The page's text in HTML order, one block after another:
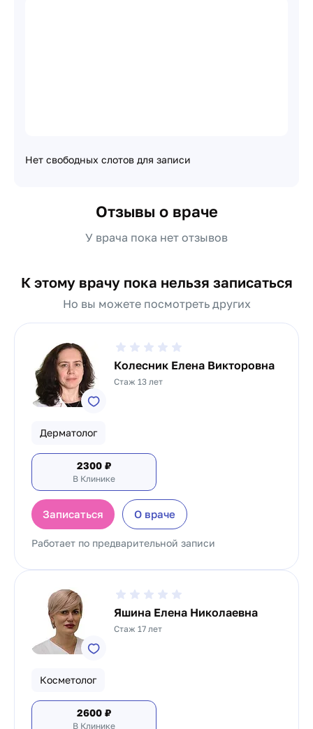
Нет свободных слотов для записи
Отзывы о враче
У врача пока нет отзывов
К этому врачу пока нельзя записаться
Но вы можете посмотреть других
Колесник Елена Викторовна
Стаж 13 лет
Дерматолог
2300 ₽
В Клинике
Записаться О враче
Работает по предварительной записи
Яшина Елена Николаевна
Стаж 17 лет
Косметолог
2600 ₽
В Клинике